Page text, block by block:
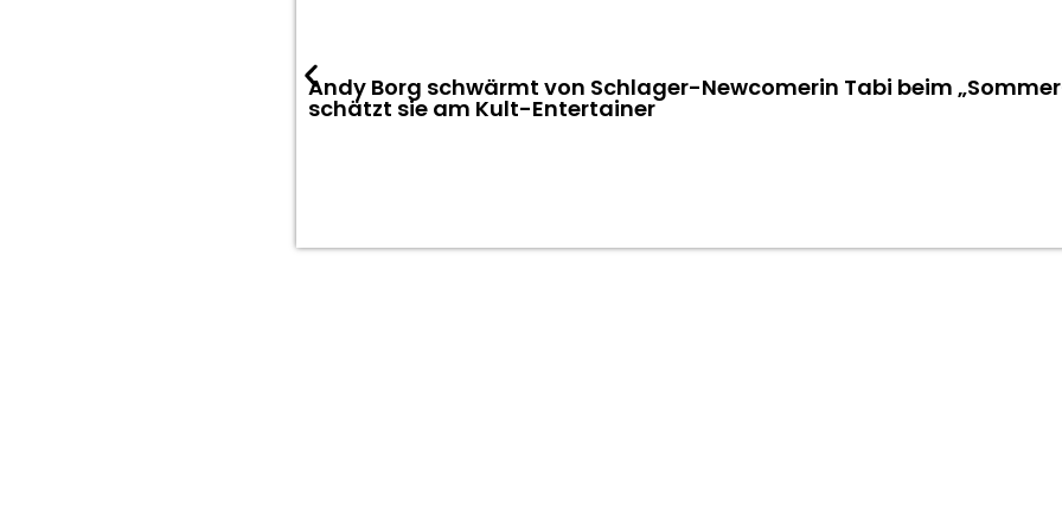
Andy Borg schwärmt von Schlager-Newcomerin Tabi beim
schätzt sie am Kult-Entertainer